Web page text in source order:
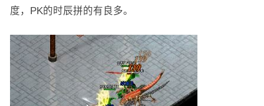
度，PK的时辰拼的有良多。